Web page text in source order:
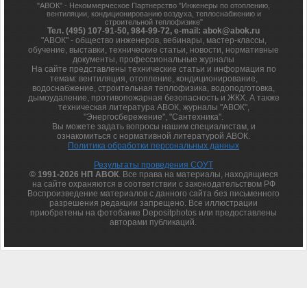
"АВОК" - Некоммерческое Партнерство "Инженеры по отоплению,
вентиляции, кондиционированию воздуха, теплоснабжению и
строительной теплофизике"
Тел. (495) 107-91-50, 984-99-72, e-mail: abok@abok.ru
"АВОК" - общество инженеров, вебинары, мастер-классы,
обучение, выставки, технические статьи, новости, нормативные
документы, профессиональные журналы
На сайте представлены технические статьи и информация по
темам: вентиляция, отопление, кондиционирование,
водоснабжение, строительная теплофизика, водоподготовка,
дымоудаление, противопожарная безопасность и ЖКХ. А также
техническая литература АВОК, журналы "АВОК",
"Энергосбережение", "Сантехника".
Вы можете задать вопросы нашим специалистам, и
ознакомиться с нормативной литературой АВОК.
Политика обработки персональных данных
Результаты проведения СОУТ
© 1991-2026 НП АВОК. Все права на материалы, находящиеся
на сайте охраняются в соответствии с законодательством РФ
Воспроизведение материалов с данного сайта без письменного
разрешения редакции запрещено. Все иллюстрации
приобретены на фотобанке Depositphotos или предоставлены
авторами публикаций.